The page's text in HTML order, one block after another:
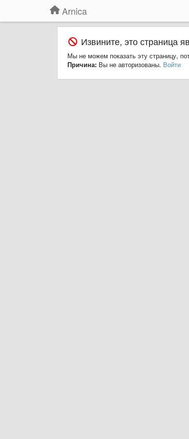
Arnica
Извините, это страница
Мы не можем показать эту страницу,
Причина: Вы не авторизованы. Войти